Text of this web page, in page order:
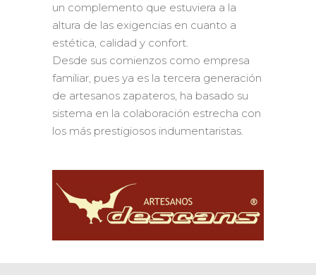
un complemento que estuviera a la
altura de las exigencias en cuanto a
estética, calidad y confort.
Desde sus comienzos como empresa
familiar, pues ya es la tercera generación
de artesanos zapateros, ha basado su
sistema en la colaboración estrecha con
los más prestigiosos indumentaristas.